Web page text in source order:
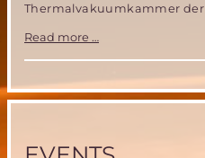
Thermalvakuumkammer der
Read more …
für
MIRIAM-